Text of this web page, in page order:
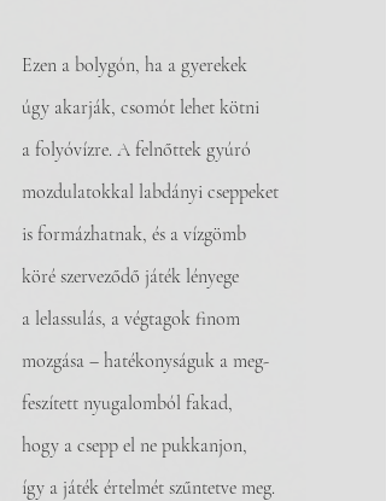
Ezen a bolygón, ha a gyerekek
úgy akarják, csomót lehet kötni
a folyóvízre. A felnőttek gyúró
mozdulatokkal labdányi cseppeket
is formázhatnak, és a vízgömb
köré szerveződő játék lényege
a lelassulás, a végtagok finom
mozgása – hatékonyságuk a meg-
feszített nyugalomból fakad,
hogy a csepp el ne pukkanjon,
így a játék értelmét szűntetve meg.